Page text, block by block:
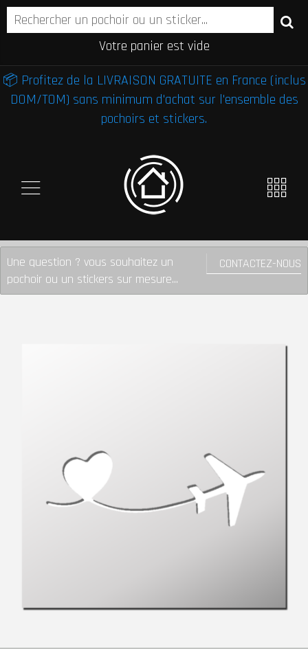
Votre panier est vide
📦 Profitez de la LIVRAISON GRATUITE en France (inclus
DOM/TOM) sans minimum d'achat sur l'ensemble des
pochoirs et stickers.
CONTACTEZ-NOUS
Une question ? vous souhaitez un
pochoir ou un stickers sur mesure...